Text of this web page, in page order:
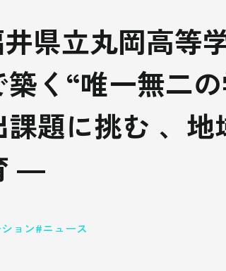
県立丸岡高等
築く“唯一無
題に挑む 、
―
ョン ニュース